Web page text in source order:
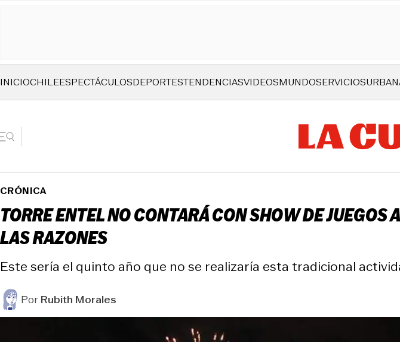
INICIOCHILEESPECTÁCULOSDEPORTESTENDENCIASVIDEOSMUNDOSERVICIOS
CRÓNICA
TORRE ENTEL NO CONTARÁ CON SHOW DE
LAS RAZONES
Este sería el quinto año que no se realizaría esta tradicional
PorRubith Morales